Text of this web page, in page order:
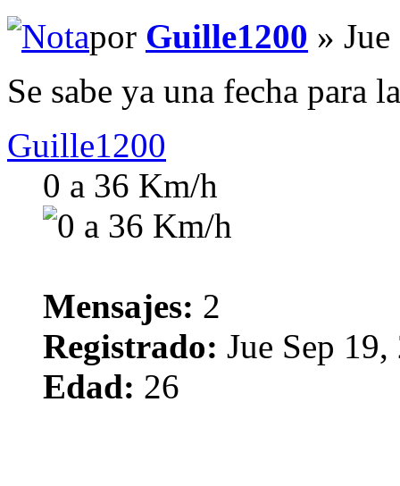
por Guille1200 »
Se sabe ya una fecha para
Guille1200
0 a 36 Km/h
Mensajes: 2
Registrado: Jue Sep
Edad: 26